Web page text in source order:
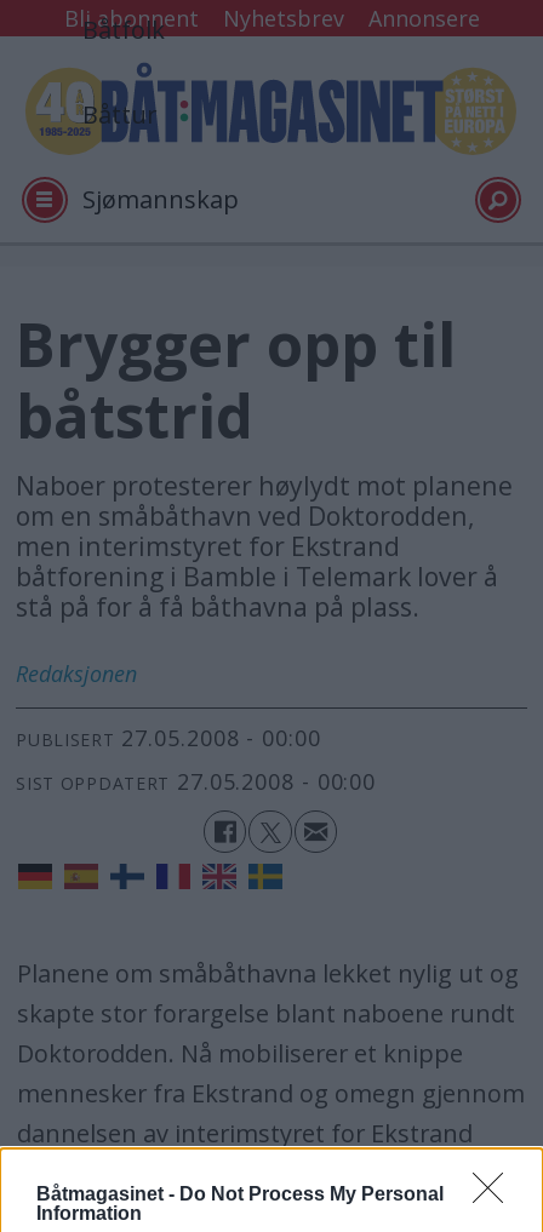
Båtmagasinet - Do Not Process My Personal
Information
Bli abonnent Nyhetsbrev Annonsere
Båtfolk
Båttur
Sjømannskap
Arkiv
Logg inn
Brygger opp til
båtstrid
Naboer protesterer høylydt mot planene
om en småbåthavn ved Doktorodden,
men interimstyret for Ekstrand
båtforening i Bamble i Telemark lover å
stå på for å få båthavna på plass.
Redaksjonen
PUBLISERT 27.05.2008 - 00:00
SIST OPPDATERT 27.05.2008 - 00:00
Planene om småbåthavna lekket nylig ut og
skapte stor forargelse blant naboene rundt
Doktorodden. Nå mobiliserer et knippe
mennesker fra Ekstrand og omegn gjennom
dannelsen av interimstyret for Ekstrand
båtforening, og understreker at de kommer
til å jobbe knallhardt for å få plass til 70 nye